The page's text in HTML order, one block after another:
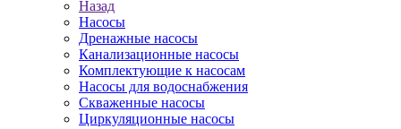
Назад
Насосы
Дренажные насосы
Канализационные насосы
Комплектующие к насосам
Насосы для водоснабжения
Скваженные насосы
Циркуляционные насосы